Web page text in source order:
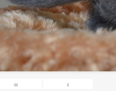
« ‹